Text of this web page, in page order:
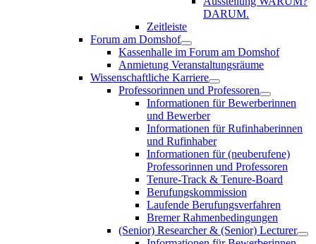
DARUM.
Zeitleiste
Forum am Domshof
Kassenhalle im Forum am Domshof
Anmietung Veranstaltungsräume
Wissenschaftliche Karriere
Professorinnen und Professoren
Informationen für Bewerberinnen
und Bewerber
Informationen für Rufinhaberinnen
und Rufinhaber
Informationen für (neuberufene)
Professorinnen und Professoren
Tenure-Track & Tenure-Board
Berufungskommission
Laufende Berufungsverfahren
Bremer Rahmenbedingungen
(Senior) Researcher & (Senior) Lecturer